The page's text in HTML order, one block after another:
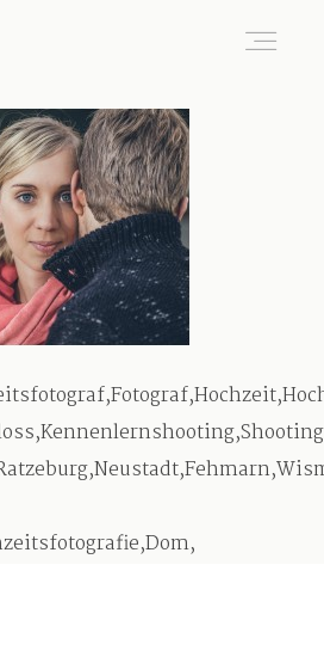
home
Hochzeit
Portrait
/ Preise